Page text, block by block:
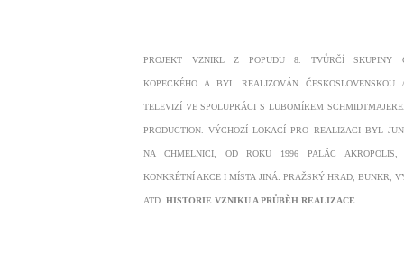
PROJEKT VZNIKL Z POPUDU 8. TVŮRČÍ SKUPINY
KOPECKÉHO A BYL REALIZOVÁN ČESKOSLOVENSKOU
TELEVIZÍ VE SPOLUPRÁCI S LUBOMÍREM
PRODUCTION. VÝCHOZÍ LOKACÍ PRO REALIZACI BYL
NA CHMELNICI, OD ROKU 1996 PALÁC
KONKRÉTNÍ AKCE I MÍSTA JINÁ: PRAŽSKÝ HRAD, BUNKR,
ATD. HISTORIE VZNIKU A PRŮBĚH REALIZACE